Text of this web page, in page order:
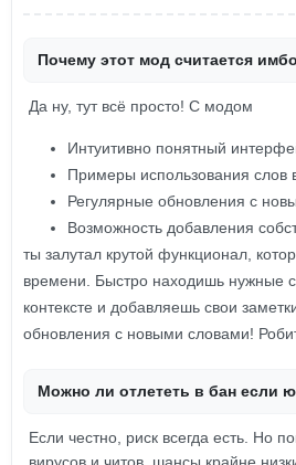
Почему этот мод считается
Да ну, тут всё просто! С модом
Интуитивно понятный
Примеры использования слов в
Регулярные обновления с
Возможность добавления
ты залутал крутой функционал,
времени. Быстро находишь нужные
контексте и добавляешь свои
обновления с новыми словами!
Можно ли отлететь в бан если
Если честно, риск всегда есть. Но